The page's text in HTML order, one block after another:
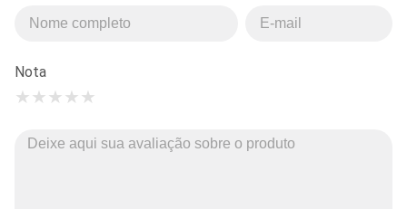
Nota
★
★
★
★
★